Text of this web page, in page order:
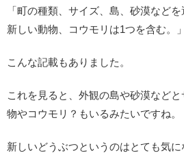
「町の種類、サイズ、島、砂漠など
新しい動物、コウモリは1つを含む。」
こんな記載もありました。
これを見ると、外観の島や砂漠など
物やコウモリ？もいるみたいですね。
新しいどうぶつというのはとても気に